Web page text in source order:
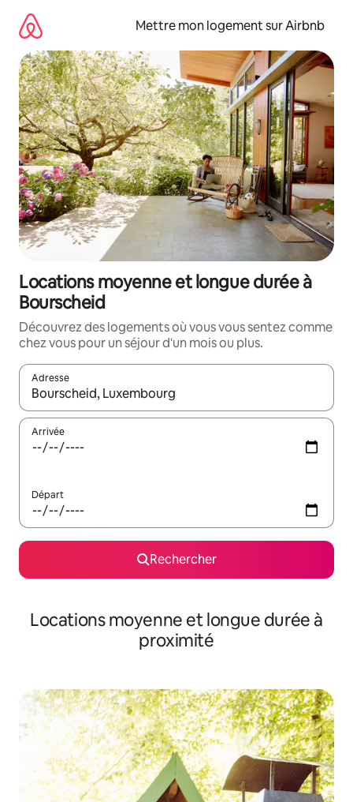
directement
contenu
Mettre mon logement sur Airbnb
Locations moyenne et longue durée à
Bourscheid
Découvrez des logements où vous vous sentez comme
chez vous pour un séjour d'un mois ou plus.
Adresse
Lorsque les résultats s'affichent, utilisez les flèches vers le
Arrivée
Départ
Rechercher
Locations moyenne et longue durée à
proximité